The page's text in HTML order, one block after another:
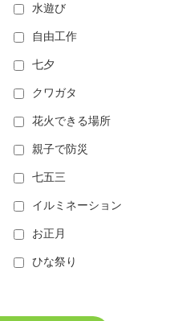
水遊び
自由工作
七夕
クワガタ
花火できる場所
親子で防災
七五三
イルミネーション
お正月
ひな祭り